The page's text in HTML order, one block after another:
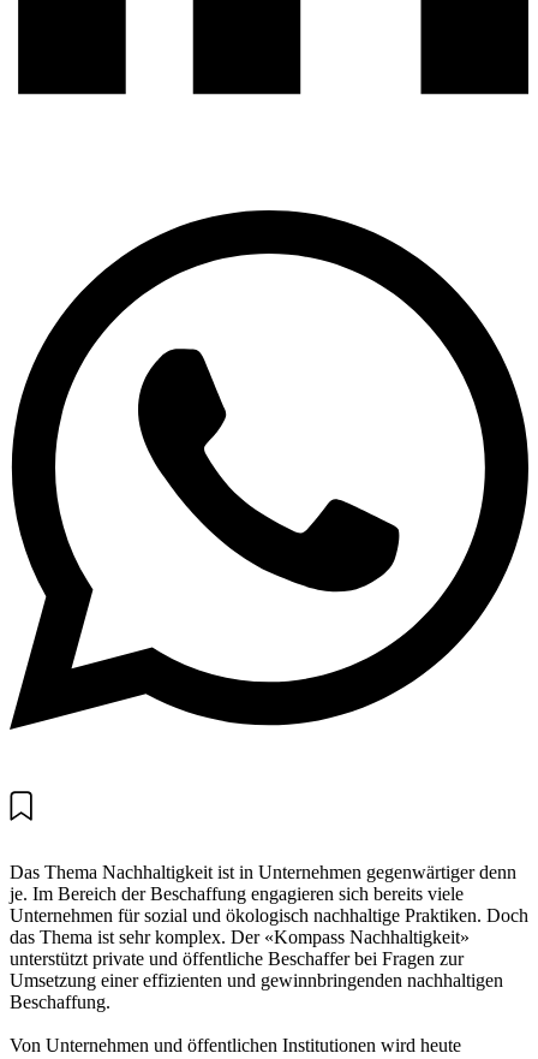
Das Thema Nachhaltigkeit ist in Unternehmen gegenwärtiger denn
je. Im Bereich der Beschaffung engagieren sich bereits viele
Unternehmen für sozial und ökologisch nachhaltige Praktiken. Doch
das Thema ist sehr komplex. Der «Kompass Nachhaltigkeit»
unterstützt private und öffentliche Beschaffer bei Fragen zur
Umsetzung einer effizienten und gewinnbringenden nachhaltigen
Beschaffung.
Von Unternehmen und öffentlichen Institutionen wird heute